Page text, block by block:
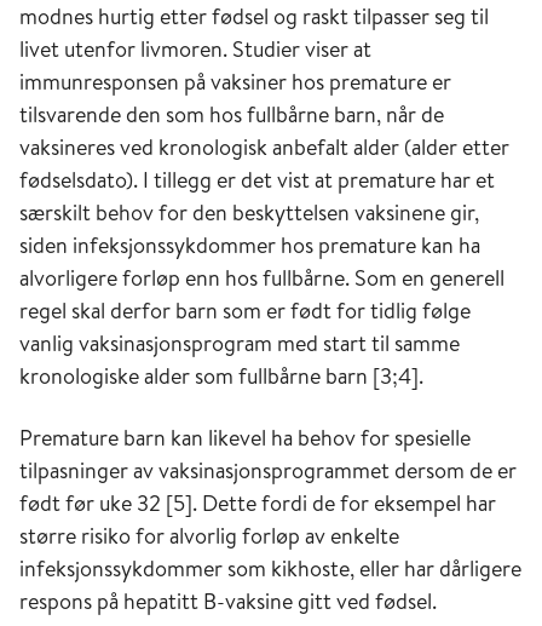
modnes hurtig etter fødsel og raskt tilpasser seg til
livet utenfor livmoren. Studier viser at
immunresponsen på vaksiner hos premature er
tilsvarende den som hos fullbårne barn, når de
vaksineres ved kronologisk anbefalt alder (alder etter
fødselsdato). I tillegg er det vist at premature har et
særskilt behov for den beskyttelsen vaksinene gir,
siden infeksjonssykdommer hos premature kan ha
alvorligere forløp enn hos fullbårne. Som en generell
regel skal derfor barn som er født for tidlig følge
vanlig vaksinasjonsprogram med start til samme
kronologiske alder som fullbårne barn [3;4].
Premature barn kan likevel ha behov for spesielle
tilpasninger av vaksinasjonsprogrammet dersom de er
født før uke 32 [5]. Dette fordi de for eksempel har
større risiko for alvorlig forløp av enkelte
infeksjonssykdommer som kikhoste, eller har dårligere
respons på hepatitt B-vaksine gitt ved fødsel.